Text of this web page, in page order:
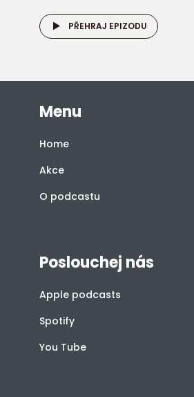
PŘEHRAJ EPIZODU
Menu
Home
Akce
O podcastu
Poslouchej nás
Apple podcasts
Spotify
You Tube